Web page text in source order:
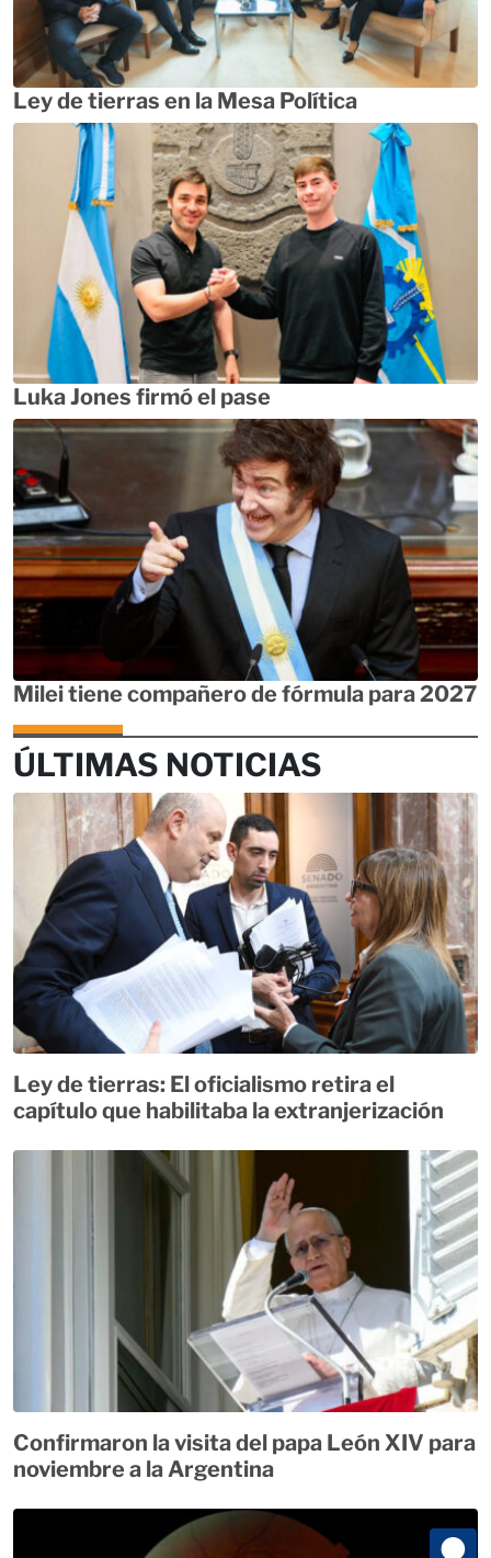
Ley de tierras en la Mesa Política
Luka Jones firmó el pase
Milei tiene compañero de fórmula para 2027
ÚLTIMAS NOTICIAS
Ley de tierras: El oficialismo retira el
capítulo que habilitaba la extranjerización
Confirmaron la visita del papa León XIV para
noviembre a la Argentina